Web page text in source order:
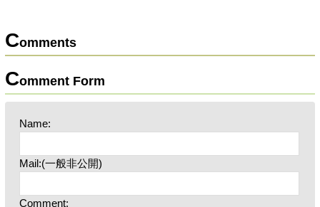
Comments
Comment Form
Name:
Mail:(一般非公開)
Comment: